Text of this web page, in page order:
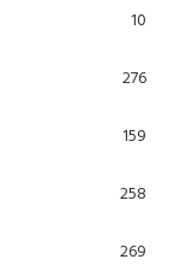
10
276
159
258
269